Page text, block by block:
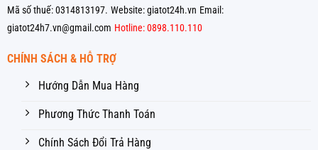
Mã số thuế: 0314813197. Website: giatot24h.vn Email:
giatot24h7.vn@gmail.com Hotline: 0898.110.110
CHÍNH SÁCH & HỖ TRỢ
Hướng Dẫn Mua Hàng
Phương Thức Thanh Toán
Chính Sách Đổi Trả Hàng